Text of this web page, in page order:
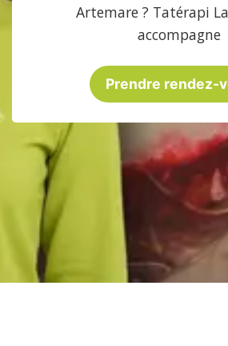
Artemare ? Tatérapi
accompagne
Prendre rendez-